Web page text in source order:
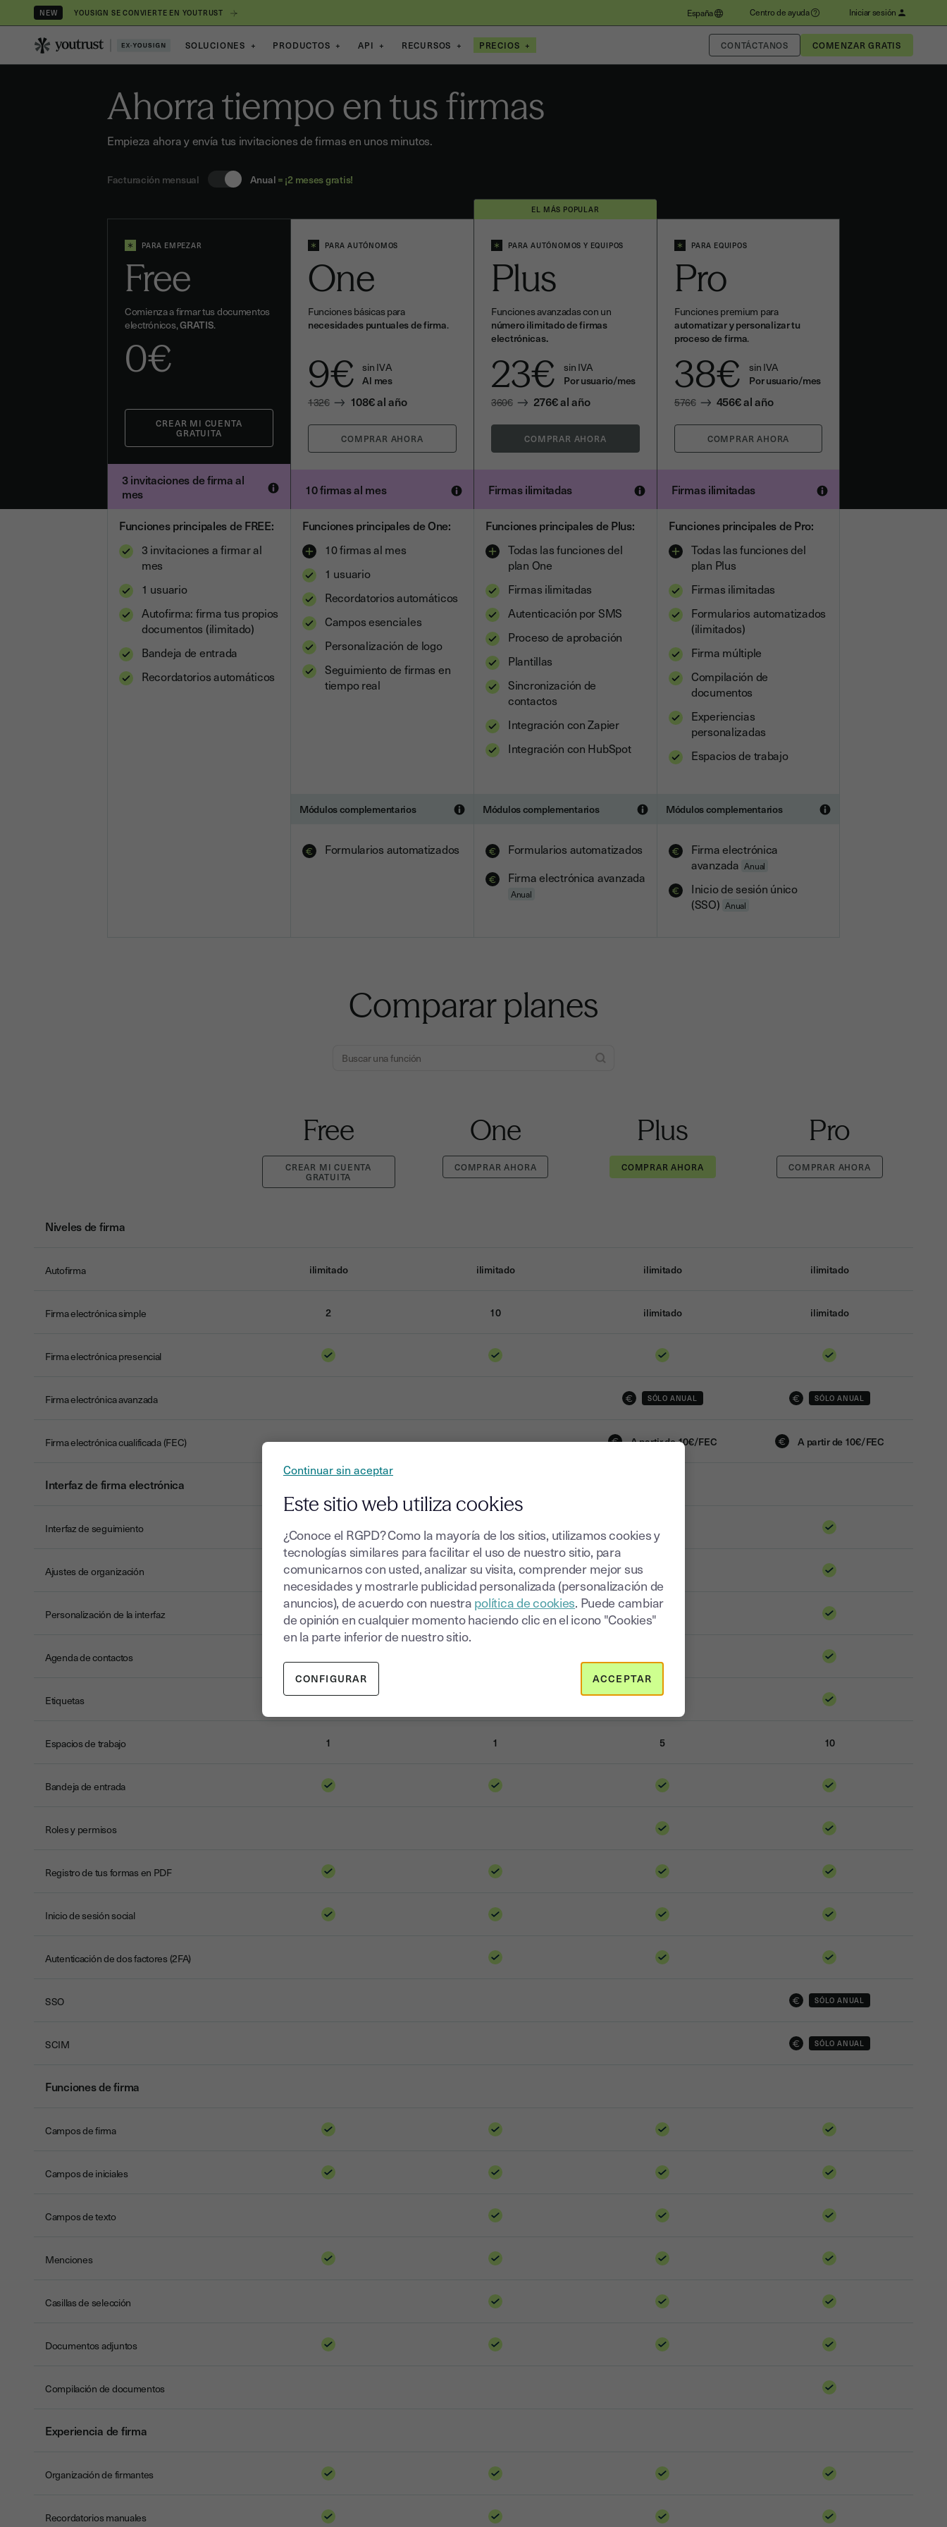
NEW YOUSIGN SE CONVIERTE EN YOUTRUST España Centro de ayuda Iniciar sesión
SOLUCIONES + PRODUCTOS + API + RECURSOS + PRECIOS + CONTÁCTANOS
Ahorra tiempo en tus firmas
Empieza ahora y envía tus invitaciones de firmas en unos minutos.
Facturación mensual Anual= ¡2 meses gratis!
PARA EMPEZAR
Free
Comienza a firmar tus documentos
electrónicos,GRATIS.
0€
3 invitaciones de firma al
mes
PARA AUTÓNOMOS
One
Funciones básicas para
necesidades puntuales de firma.
9€
sin IVA
Al mes
132€ 108€al año
10 firmas al mes
EL MÁS POPULAR
PARA AUTÓNOMOS Y EQUIPOS
Plus
Funciones avanzadas con un
número ilimitado de firmas
electrónicas.
23€
sin IVA
Por usuario/mes
360€ 276€al año
Firmas ilimitadas
PARA EQUIPOS
Pro
Funciones premium para
automatizar y personalizar tu
proceso de firma.
38€
sin IVA
Por usuario/mes
576€ 456€al año
Firmas ilimitadas
Funciones principales de FREE:
3 invitaciones a firmar al
mes
1 usuario
Autofirma: firma tus propios
documentos (ilimitado)
Bandeja de entrada
Recordatorios automáticos
Funciones principales de One:
10 firmas al mes
1 usuario
Recordatorios automáticos
Campos esenciales
Personalización de logo
Seguimiento de firmas en
tiempo real
Módulos complementarios
Formularios automatizados
Funciones principales de Plus:
Todas las funciones del
plan One
Firmas ilimitadas
Autenticación por SMS
Proceso de aprobación
Plantillas
Sincronización de
contactos
Integración con Zapier
Integración con HubSpot
Módulos complementarios
Formularios automatizados
Firma electrónica avanzada
Anual
Funciones principales de Pro:
Todas las funciones del
plan Plus
Firmas ilimitadas
Formularios automatizados
(ilimitados)
Firma múltiple
Compilación de
documentos
Experiencias
personalizadas
Espacios de trabajo
Módulos complementarios
Firma electrónica
avanzada Anual
Inicio de sesión único
(SSO) Anual
Comparar planes
Free One Plus Pro
Niveles de firma
Autofirma ilimitado ilimitado ilimitado ilimitado
Firma electrónica simple 2 10 ilimitado ilimitado
Firma electrónica presencial
Firma electrónica avanzada SÓLO ANUAL SÓLO ANUAL
Firma electrónica cualificada (FEC) A partir de 10€/FEC A partir de 10€/FEC
Interfaz de firma electrónica
Interfaz de seguimiento
Ajustes de organización
Personalización de la interfaz
Agenda de contactos
Etiquetas
Espacios de trabajo 1 1 5 10
Bandeja de entrada
Roles y permisos
Registro de tus formas en PDF
Inicio de sesión social
Autenticación de dos factores (2FA)
SSO SÓLO ANUAL
SCIM SÓLO ANUAL
Funciones de firma
Campos de firma
Campos de iniciales
Campos de texto
Menciones
Casillas de selección
Documentos adjuntos
Compilación de documentos
Experiencia de firma
Organización de firmantes
Recordatorios manuales
Continuar sin aceptar
Este sitio web utiliza cookies
¿Conoce el RGPD? Como la mayoría de los sitios, utilizamos cookies y
tecnologías similares para facilitar el uso de nuestro sitio, para
comunicarnos con usted, analizar su visita, comprender mejor sus
necesidades y mostrarle publicidad personalizada (personalización de
anuncios), de acuerdo con nuestrapolítica de cookies. Puede cambiar
de opinión en cualquier momento haciendo clic en el icono "Cookies"
en la parte inferior de nuestro sitio.
CONFIGURAR ACCEPTAR